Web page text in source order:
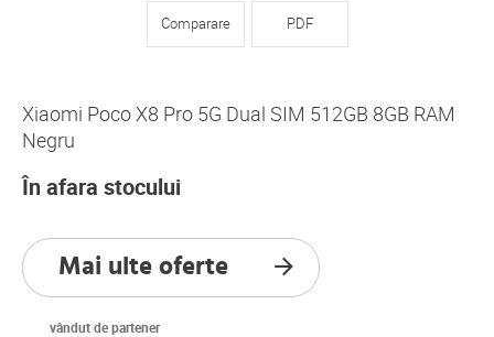
Comparare PDF
Xiaomi Poco X8 Pro 5G Dual SIM 512GB 8GB RAM
Negru
În afara stocului
Mai ulte oferte
vândut de partener